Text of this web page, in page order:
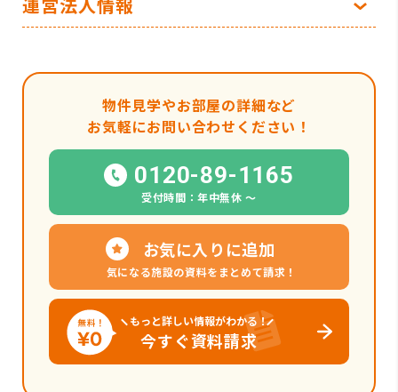
物件見学やお部屋の詳細など
お気軽にお問い合わせください！
0120-89-1165
受付時間：年中無休 〜
お気に入りに追加
気になる施設の資料をまとめて請求！
もっと詳しい情報がわかる！
今すぐ資料請求